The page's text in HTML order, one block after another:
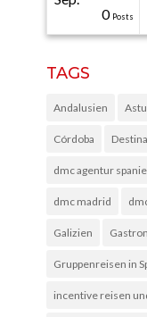
0 Posts
TAGS
Andalusien
Córdoba
dmc agentur
dmc madrid
Galizien
Gruppenreisen in
incentive reisen